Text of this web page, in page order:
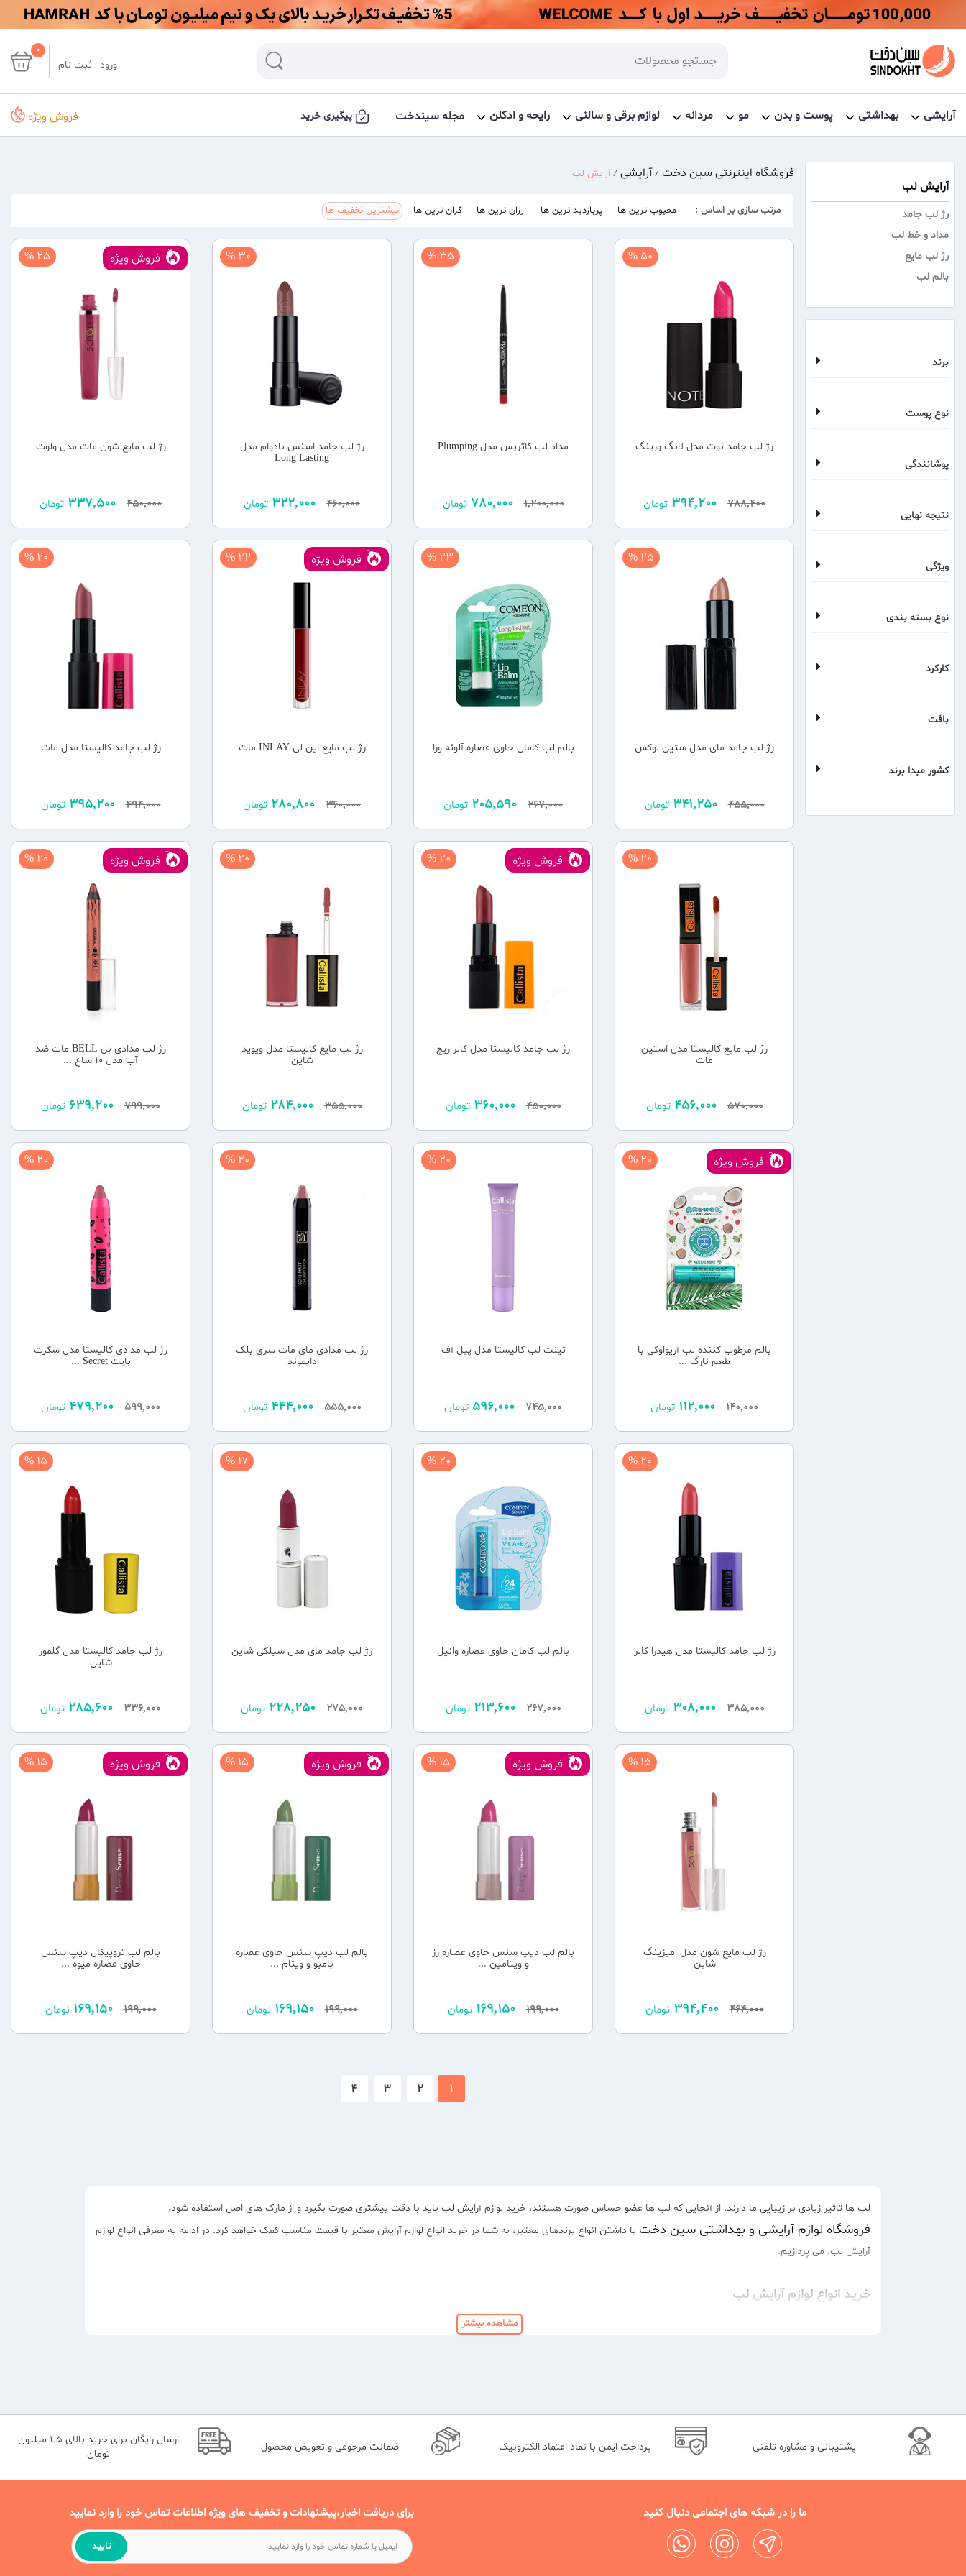
ورود | ثبت نام
0
آرایشی بهداشتی پوست و بدن مو مردانه لوازم برقی و سالنی رایحه و ادکلن مجله سیندخت پیگیری خرید فروش ویژه
آرایش لب
رژ لب جامد
مداد و خط لب
رژ لب مایع
بالم لب
برند
نوع پوست
پوشانندگی
نتیجه نهایی
ویژگی
نوع بسته بندی
کارکرد
بافت
کشور مبدا برند
فروشگاه اینترنتی سین دخت / آرایشی / آرایش لب
مرتب سازی بر اساس : محبوب ترین ها پربازدید ترین ها ارزان ترین ها گران ترین ها بیشترین تخفیف ها
50 %
رژ لب جامد نوت مدل لانگ ورینگ
788,400
394,200 تومان
35 %
مداد لب کاتریس مدل Plumping
1,200,000
780,000 تومان
30 %
رژ لب جامد اسنس بادوام مدل
Long Lasting
460,000
322,000 تومان
فروش ویژه 25 %
رژ لب مایع شون مات مدل ولوت
450,000
337,500 تومان
25 %
رژ لب جامد مای مدل ستین لوکس
455,000
341,250 تومان
23 %
بالم لب کامان حاوی عصاره آلوئه ورا
267,000
205,590 تومان
فروش ویژه 22 %
رژ لب مایع این لی INLAY مات
360,000
280,800 تومان
20 %
رژ لب جامد کالیستا مدل مات
494,000
395,200 تومان
20 %
رژ لب مایع کالیستا مدل استین
مات
570,000
456,000 تومان
فروش ویژه 20 %
رژ لب جامد کالیستا مدل کالر ریچ
450,000
360,000 تومان
20 %
رژ لب مایع کالیستا مدل ویوید
شاین
355,000
284,000 تومان
فروش ویژه 20 %
رژ لب مدادی بل BELL مات ضد
آب مدل 10 ساع ...
799,000
639,200 تومان
فروش ویژه 20 %
بالم مرطوب کننده لب آریواوکی با
طعم نارگ ...
140,000
112,000 تومان
20 %
تینت لب کالیستا مدل پیل آف
745,000
596,000 تومان
20 %
رژ لب مدادی مای مات سری بلک
دایموند
555,000
444,000 تومان
20 %
رژ لب مدادی کالیستا مدل سکرت
بایت Secret ...
599,000
479,200 تومان
20 %
رژ لب جامد کالیستا مدل هیدرا کالر
385,000
308,000 تومان
20 %
بالم لب کامان حاوی عصاره وانیل
267,000
213,600 تومان
17 %
رژ لب جامد مای مدل سیلکی شاین
275,000
228,250 تومان
15 %
رژ لب جامد کالیستا مدل گلمور
شاین
336,000
285,600 تومان
15 %
رژ لب مایع شون مدل امیزینگ
شاین
464,000
394,400 تومان
فروش ویژه 15 %
بالم لب دیپ سنس حاوی عصاره رز
و ویتامین ...
199,000
169,150 تومان
فروش ویژه 15 %
بالم لب دیپ سنس حاوی عصاره
بامبو و ویتام ...
199,000
169,150 تومان
فروش ویژه 15 %
بالم لب تروپیکال دیپ سنس
حاوی عصاره میوه ...
199,000
169,150 تومان
1
2
3
4
لب ها تاثیر زیادی بر زیبایی ما دارند. از آنجایی که لب ها عضو حساس صورت هستند، خرید لوازم آرایش لب باید با دقت بیشتری صورت بگیرد و از مارک های اصل استفاده شود.
فروشگاه لوازم آرایشی و بهداشتی سین دخت با داشتن انواع برندهای معتبر، به شما در خرید انواع لوازم آرایش معتبر با قیمت مناسب کمک خواهد کرد. در ادامه به معرفی انواع لوازم
آرایش لب، می پردازیم.
خرید انواع لوازم آرایش لب
لوازم آرایش لب شامل رژ لب، مداد لب، لاک لب می شوند که هر کدام از این ها انواع خاص خود را دارند. برای خرید لوازم آرایش لب باید از برندهای معتبر استفاده کرد که در فروشگاه اینترنتی ما
خرید رژ لب جامد
انواعی از رژ لب جامد می تواند به لب های شما ظاهری مخملی و مات بدهد. اگر مراسم رسمی در پیش دارید خرید رژ لب جامد توصیه می شود. برای بررسی و مقایسه قیمت رژ لب جامد
رژ لب مدادی به شکل مداد و خط لب است. خرید و استفاده از
، باعث تسلط بیشتری بر رژ لب کشیدن می شود. رژ لب مدادی یا به صورت پیچی یا به صورت مدادی در بازار وجود
دارند. نوک نوعی از رژ لب مدادی را باید با تراش مخصوص تراشید.
مشاهده بیشتر
پشتیبانی و مشاوره تلفنی پرداخت ایمن با نماد اعتماد الکترونیک ضمانت مرجوعی و تعویض محصول
ارسال رایگان برای خرید بالای 1.5 میلیون
تومان
ما را در شبکه های اجتماعی دنبال کنید برای دریافت اخبار،پیشنهادات و تخفیف های ویژه اطلاعات تماس خود را وارد نمایید
تایید